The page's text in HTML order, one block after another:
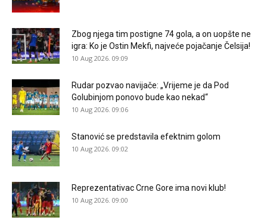
Zbog njega tim postigne 74 gola, a on uopšte ne
igra: Ko je Ostin Mekfi, najveće pojačanje Čelsija!
10 Aug 2026. 09:09
Rudar pozvao navijače: „Vrijeme je da Pod
Golubinjom ponovo bude kao nekad“
10 Aug 2026. 09:06
Stanović se predstavila efektnim golom
10 Aug 2026. 09:02
Reprezentativac Crne Gore ima novi klub!
10 Aug 2026. 09:00